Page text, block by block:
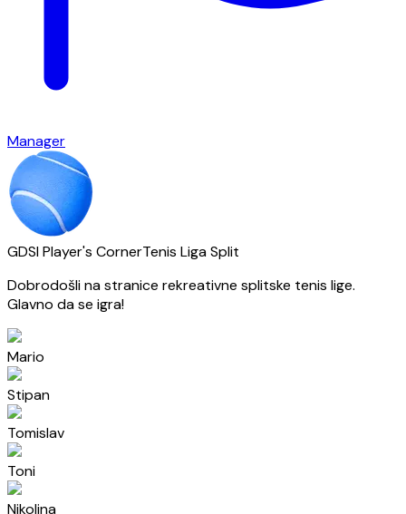
Manager
GDSI Player's CornerTenis Liga Split
Dobrodošli na stranice rekreativne splitske tenis lige.
Glavno da se igra!
Mario
Stipan
Tomislav
Toni
Nikolina